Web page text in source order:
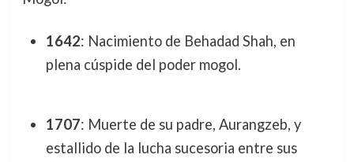
1642: Nacimiento de Behadad Shah, en
plena cúspide del poder mogol.
1707: Muerte de su padre, Aurangzeb, y
estallido de la lucha sucesoria entre sus